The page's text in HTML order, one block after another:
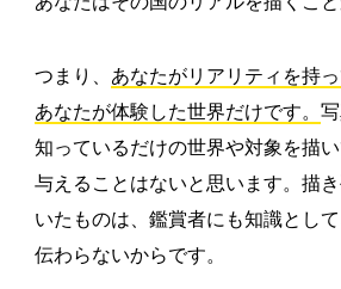
つまり、 あなたがリアリティを持
あなたが体験した世界だけです。
知っているだけの世界や対象を描
与えることはないと思います。描
いたものは、鑑賞者にも知識とし
伝わらないからです。